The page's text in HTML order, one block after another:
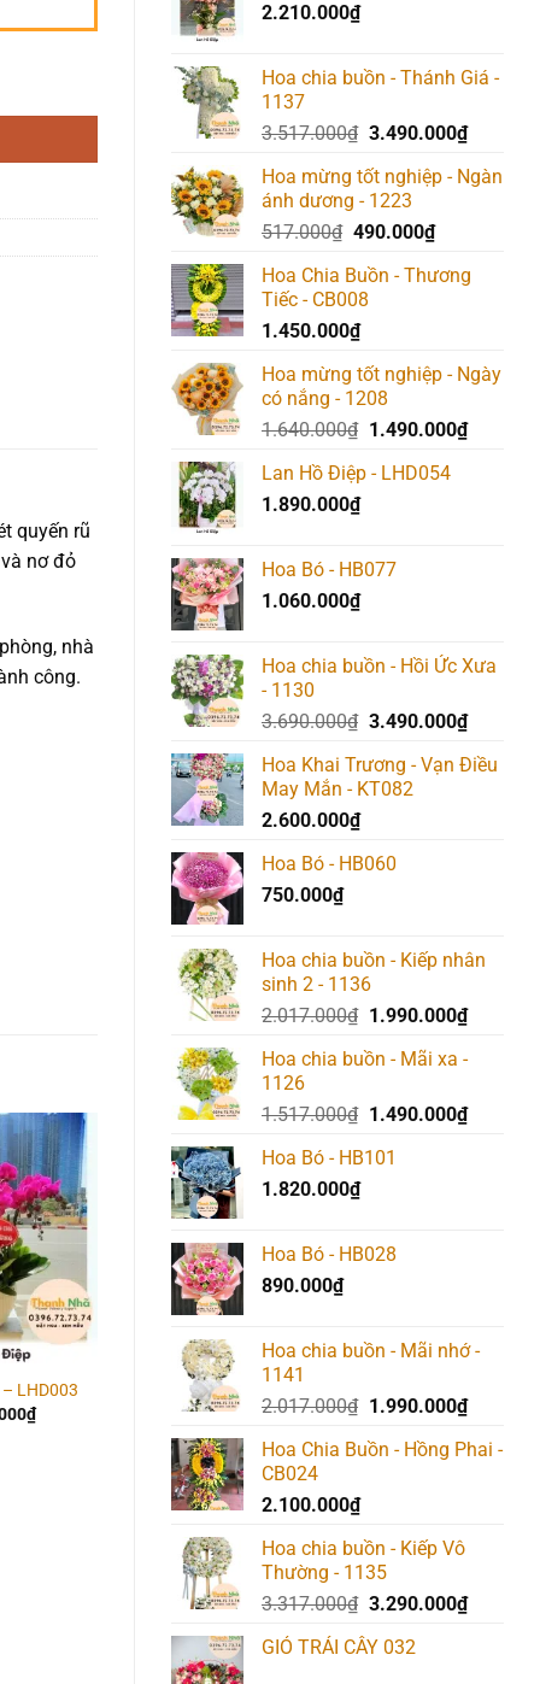
2.210.000₫
Hoa chia buồn - Thánh Giá -
1137
3.517.000₫ Giá
là:
3.517.000₫.
3.490.000₫Giá
tại
Hoa mừng tốt nghiệp - Ngàn
ánh dương - 1223
517.000₫ Giá
là:
517.000₫.
490.000₫Giá
tại
Hoa Chia Buồn - Thương
Tiếc - CB008
1.450.000₫
Hoa mừng tốt nghiệp - Ngày
có nắng - 1208
1.640.000₫ Giá
là:
1.490.000₫Giá
Lan Hồ Điệp - LHD054
1.890.000₫
Hoa Bó - HB077
1.060.000₫
Hoa chia buồn - Hồi Ức Xưa
- 1130
3.690.000₫ Giá
là:
3.690.000₫.
3.490.000₫Giá
tại
Hoa Khai Trương - Vạn Điều
May Mắn - KT082
2.600.000₫
Hoa Bó - HB060
750.000₫
Hoa chia buồn - Kiếp nhân
sinh 2 - 1136
2.017.000₫ Giá
là:
1.990.000₫Giá
tại
Hoa chia buồn - Mãi xa -
1126
1.517.000₫ Giá
là:
1.490.000₫Giá
Hoa Bó - HB101
1.820.000₫
Hoa Bó - HB028
890.000₫
Hoa chia buồn - Mãi nhớ -
1141
2.017.000₫ Giá
là:
1.990.000₫Giá
tại
Hoa Chia Buồn - Hồng Phai -
CB024
2.100.000₫
Hoa chia buồn - Kiếp Vô
Thường - 1135
3.317.000₫ Giá
là:
3.290.000₫Giá
GIỎ TRÁI CÂY 032
quyến rũ
nơ đỏ
nhà
công.
Add to
wishlist
LHD003
₫
Add to
wishlist
Lan Hồ Điệp – LHD002
1.850.000 ₫
6.370.000